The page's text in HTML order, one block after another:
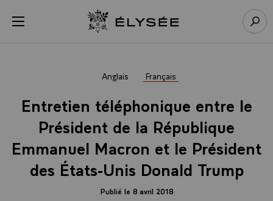
menu Retour à l’accueil Élysée
Anglais Français
Entretien téléphonique entre le
Président de la République
Emmanuel Macron et le Président
des États-Unis Donald Trump
Publié le 8 avril 2018
Panneau de gestion des cookies